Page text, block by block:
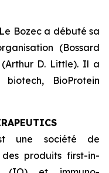
Bozec a débuté sa
(Bossard
D. Little). Il a
BioProtein
une société de
produits first-in-